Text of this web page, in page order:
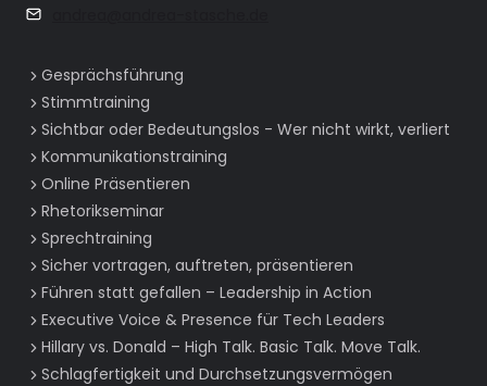
Gesprächsführung
Stimmtraining
Sichtbar oder Bedeutungslos - Wer nicht wirkt, verliert
Kommunikationstraining
Online Präsentieren
Rhetorikseminar
Sprechtraining
Sicher vortragen, auftreten, präsentieren
Führen statt gefallen – Leadership in Action
Executive Voice & Presence für Tech Leaders
Hillary vs. Donald – High Talk. Basic Talk. Move Talk.
Schlagfertigkeit und Durchsetzungsvermögen